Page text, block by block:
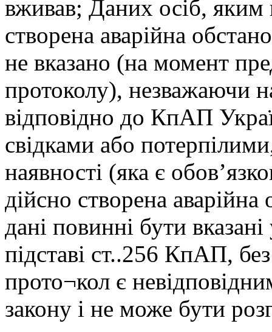
вживав; Даних осіб, яким
створена аварійна
не вказано (на момент
протоколу), незважаючи
відповідно до КпАП
свідками або
наявності (яка є
дійсно створена аварійна
дані повинні бути
підставі ст..256 КпАП,
прото¬кол є
закону і не може бути